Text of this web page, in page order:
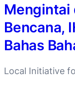
Mengintai
Bencana,
Bahas
Local Initiative